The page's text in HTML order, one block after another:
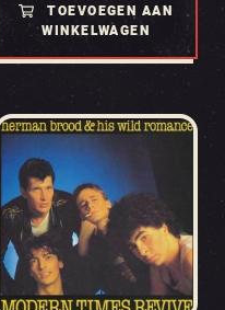
TOEVOEGEN AAN
WINKELWAGEN